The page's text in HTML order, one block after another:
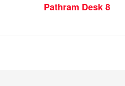
Pathram Desk 8